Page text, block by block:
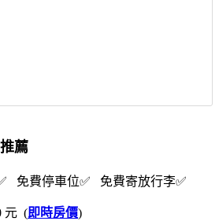
薦
免費停車位✅ 免費寄放行李✅
元 (即時房價)